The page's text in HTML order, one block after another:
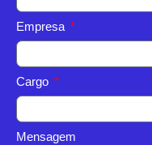
Empresa
Cargo
Mensagem